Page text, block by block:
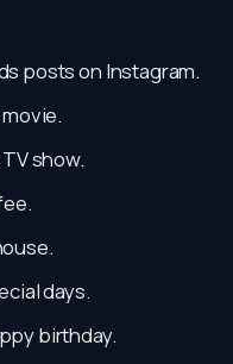
posts on Instagram.
show.
days.
birthday.